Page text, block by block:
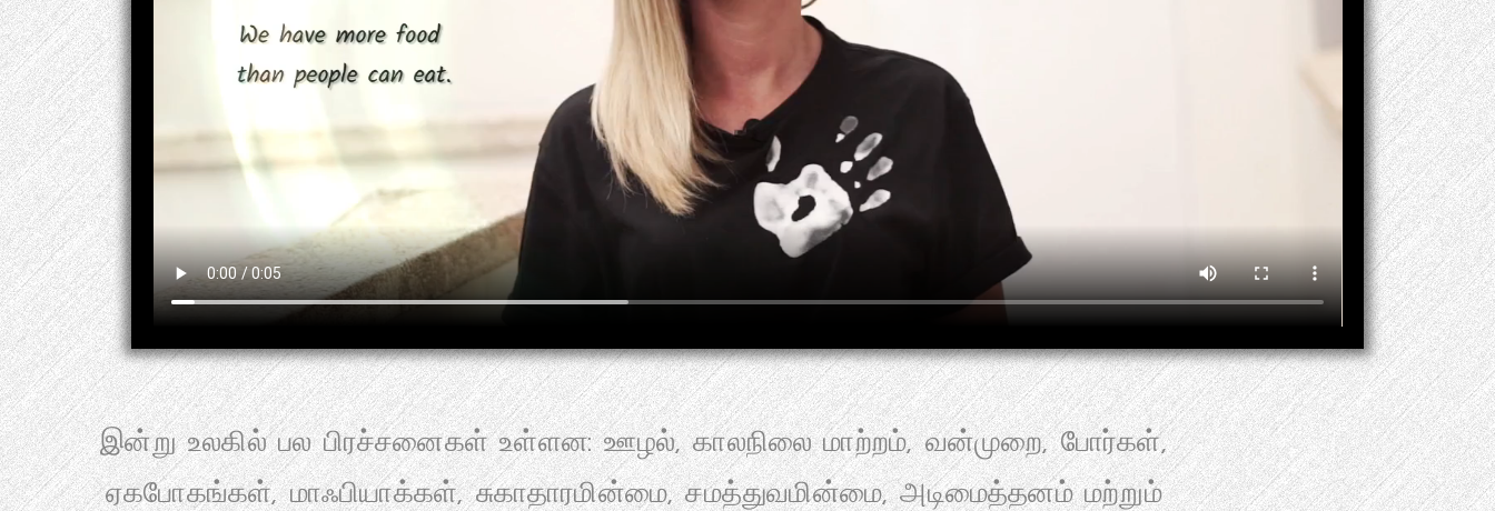
இன்று உலகில் பல பிரச்சனைகள் உள்ளன: ஊழல், காலநிலை மாற்றம், வன்முறை, போர்கள்,
ஏகபோகங்கள், மாஃபியாக்கள், சுகாதாரமின்மை, சமத்துவமின்மை, அடிமைத்தனம் மற்றும்